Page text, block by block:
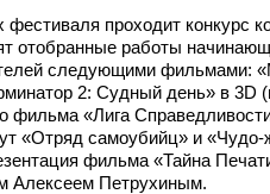
фестиваля проходит конкурс
отобранные работы
следующими фильмами:
2: Судный день» в 3D
фильма «Лига
«Отряд самоубийц» и
фильма «Тайна
Алексеем Петрухиным.